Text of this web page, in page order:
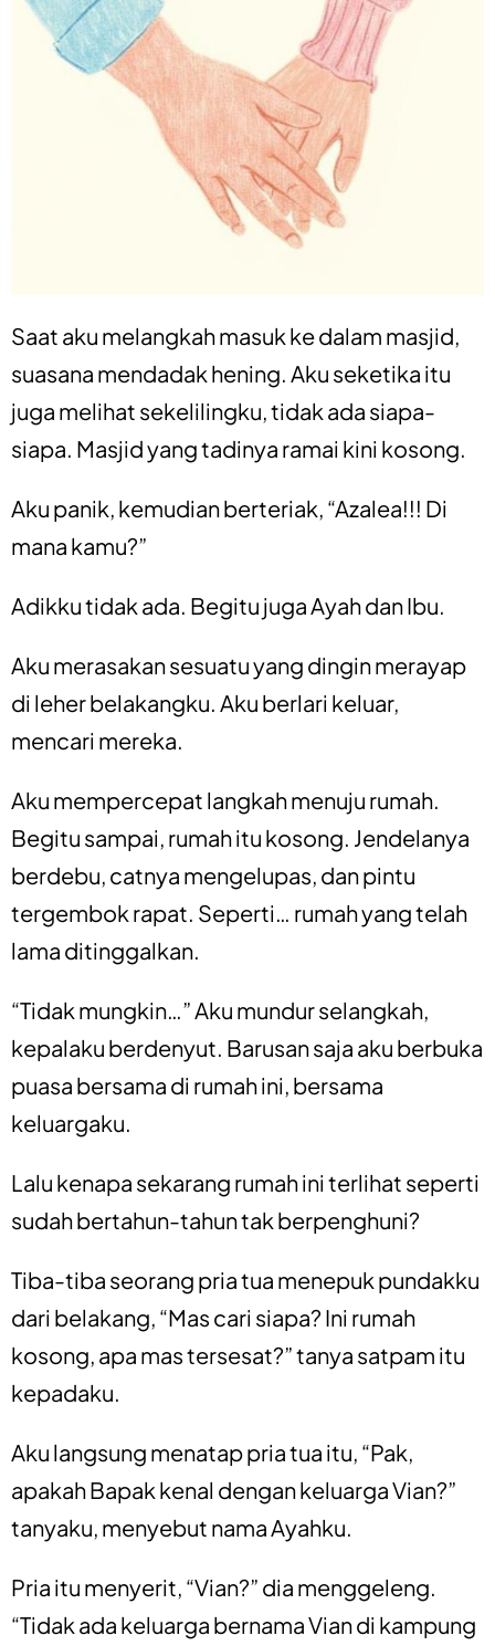
Saat aku melangkah masuk ke dalam masjid,
suasana mendadak hening. Aku seketika itu
juga melihat sekelilingku, tidak ada siapa-
siapa. Masjid yang tadinya ramai kini kosong.
Aku panik, kemudian berteriak, “Azalea!!! Di
mana kamu?”
Adikku tidak ada. Begitu juga Ayah dan Ibu.
Aku merasakan sesuatu yang dingin merayap
di leher belakangku. Aku berlari keluar,
mencari mereka.
Aku mempercepat langkah menuju rumah.
Begitu sampai, rumah itu kosong. Jendelanya
berdebu, catnya mengelupas, dan pintu
tergembok rapat. Seperti… rumah yang telah
lama ditinggalkan.
“Tidak mungkin…” Aku mundur selangkah,
kepalaku berdenyut. Barusan saja aku berbuka
puasa bersama di rumah ini, bersama
keluargaku.
Lalu kenapa sekarang rumah ini terlihat seperti
sudah bertahun-tahun tak berpenghuni?
Tiba-tiba seorang pria tua menepuk pundakku
dari belakang, “Mas cari siapa? Ini rumah
kosong, apa mas tersesat?” tanya satpam itu
kepadaku.
Aku langsung menatap pria tua itu, “Pak,
apakah Bapak kenal dengan keluarga Vian?”
tanyaku, menyebut nama Ayahku.
Pria itu menyerit, “Vian?” dia menggeleng.
“Tidak ada keluarga bernama Vian di kampung